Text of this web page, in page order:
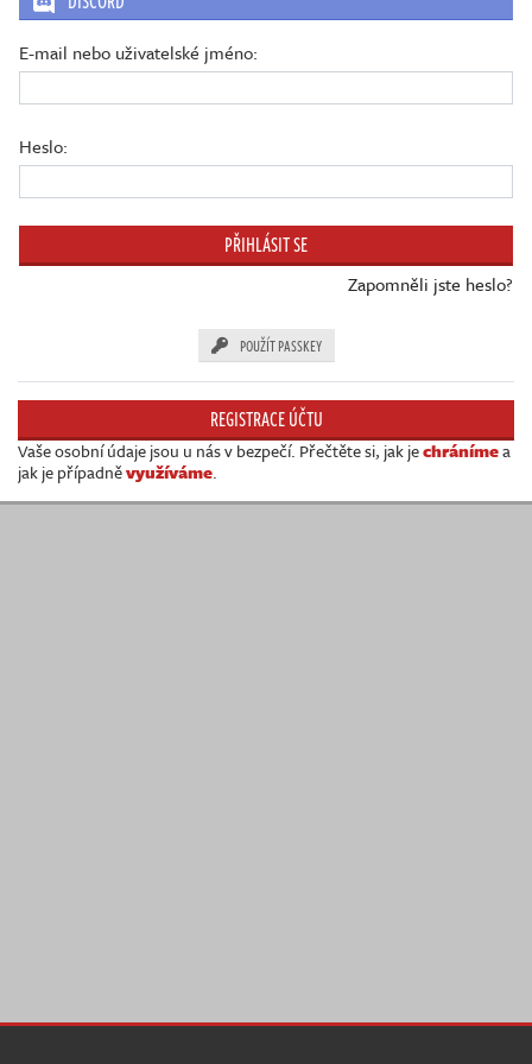
Živě
E-mail nebo uživatelské jméno:
Heslo:
Zapomněli jste heslo?
POUŽÍT PASSKEY
REGISTRACE ÚČTU
Vaše osobní údaje jsou u nás v bezpečí. Přečtěte si, jak jechránímea
jak je případněvyužíváme.